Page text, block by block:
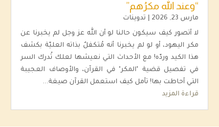
“وعند الله مكرُهم”
مارس 23, 2026 تدوينات
لا أتصور كيف سيكون حالنا لو أن الله عز وجل لم يخبرنا عن
مكر اليهود، أو لو لم يخبرنا أنه مُتكفلٌ بذاته العليّة بكشف
هذا الكيد وردّه! مع الأحداث التي نعيشها لعلك تُدرك السر
في تفصيل قضية "المكر" في القرآن، والأوصاف العجيبة
التي أحاطت بها! تأمل كيف استعمل القرآن صيغة...
قراءة المزيد